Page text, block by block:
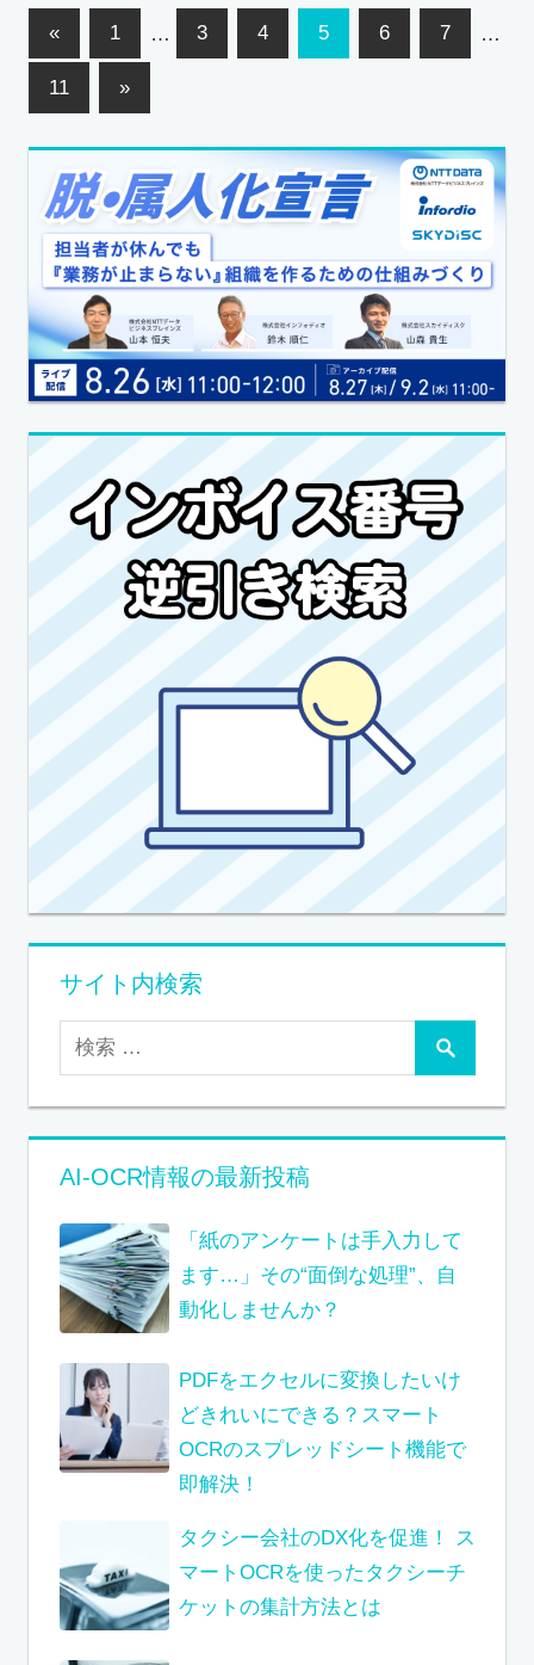
« 1 … 3 4 5 6 7 …
11 »
サイト内検索
AI-OCR情報の最新投稿
「紙のアンケートは手入力して
ます…」その“面倒な処理”、自
動化しませんか？
PDFをエクセルに変換したいけ
どきれいにできる？スマート
OCRのスプレッドシート機能で
即解決！
タクシー会社のDX化を促進！ ス
マートOCRを使ったタクシーチ
ケットの集計方法とは